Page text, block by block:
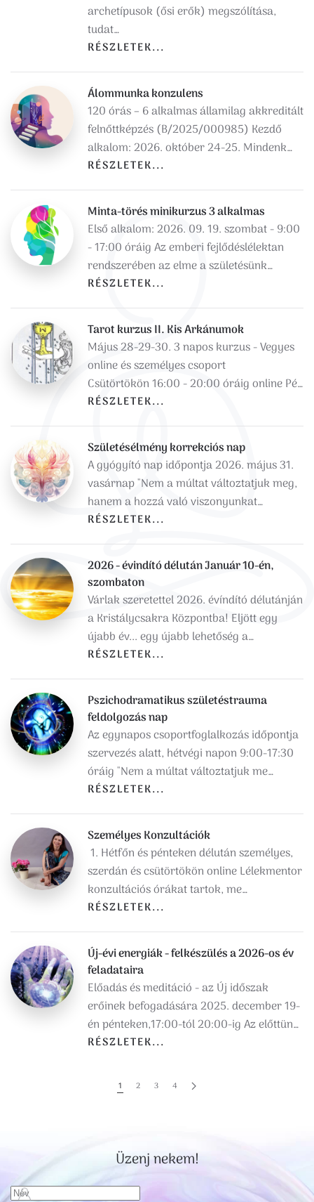
archetípusok (ősi erők) megszólítása,
tudat…
RÉSZLETEK...
Álommunka konzulens
120 órás – 6 alkalmas államilag akkreditált
felnőttképzés (B/2025/000985) Kezdő
alkalom: 2026. október 24-25. Mindenk…
RÉSZLETEK...
Minta-törés minikurzus 3 alkalmas
Első alkalom: 2026. 09. 19. szombat - 9:00
- 17:00 óráig Az emberi fejlődéslélektan
rendszerében az elme a születésünk…
RÉSZLETEK...
Tarot kurzus II. Kis Arkánumok
Május 28-29-30. 3 napos kurzus - Vegyes
online és személyes csoport
Csütörtökön 16:00 - 20:00 óráig online Pé…
RÉSZLETEK...
Születésélmény korrekciós nap
A gyógyító nap időpontja 2026. május 31.
vasárnap "Nem a múltat változtatjuk meg,
hanem a hozzá való viszonyunkat…
RÉSZLETEK...
2026 - évindító délután Január 10-én,
szombaton
Várlak szeretettel 2026. évíndító délutánján
a Kristálycsakra Központba! Eljött egy
újabb év... egy újabb lehetőség a…
RÉSZLETEK...
Pszichodramatikus születéstrauma
feldolgozás nap
Az egynapos csoportfoglalkozás időpontja
szervezés alatt, hétvégi napon 9:00-17:30
óráig "Nem a múltat változtatjuk me…
RÉSZLETEK...
Személyes Konzultációk
1. Hétfőn és pénteken délután személyes,
szerdán és csütörtökön online Lélekmentor
konzultációs órákat tartok, me…
RÉSZLETEK...
Új-évi energiák - felkészülés a 2026-os év
feladataira
Előadás és meditáció - az Új időszak
erőinek befogadására 2025. december 19-
én pénteken,17:00-tól 20:00-ig Az előttün…
RÉSZLETEK...
1 2 3 4
Üzenj nekem!